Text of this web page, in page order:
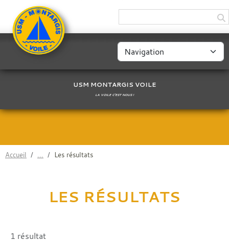
USM MONTARGIS VOILE
LA VOILE C'EST NOUS !
Accueil Les résultats
LES RÉSULTATS
1 résultat
Panneau de gestion des cookies